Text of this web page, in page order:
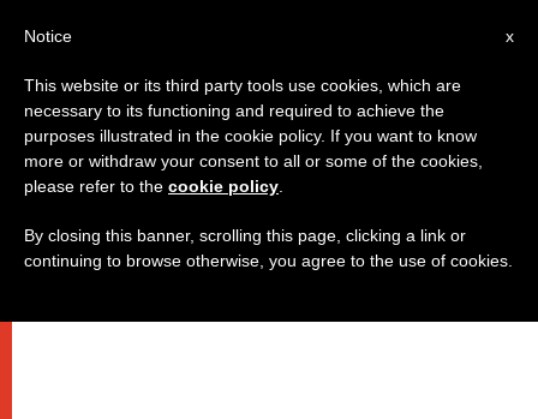
x
Notice
This website or its third party tools use cookies, which are
necessary to its functioning and required to achieve the
purposes illustrated in the cookie policy. If you want to know
more or withdraw your consent to all or some of the cookies,
please refer to the cookie policy
By closing this banner, scrolling this page, clicking a link or
continuing to browse otherwise, you agree to the use of cookies.